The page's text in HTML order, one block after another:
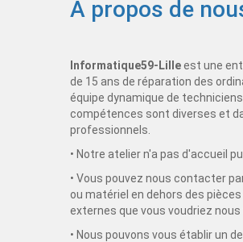
A propos de
Informatique59-Lilleest une
de 15 ans de réparation des
équipe dynamique de
compétences sont diverses et
professionnels.
• Notre atelier n'a pas d'accueil
• Vous pouvez nous contacter
ou matériel en dehors des
externes que vous voudriez
• Nous pouvons vous établir un